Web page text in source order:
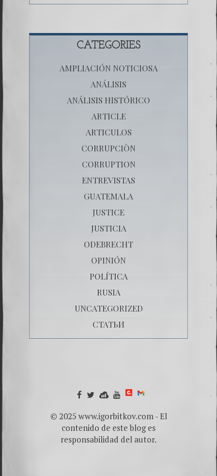
CATEGORIES
AMPLIACIÓN NOTICIOSA
ANÁLISIS
ANÁLISIS HISTÓRICO
ARTICLE
ARTICULOS
CORRUPCIÒN
CORRUPTION
ENTREVISTAS
GUATEMALA
JUSTICE
JUSTICIA
ODEBRECHT
OPINIÓN
POLÍTICA
RUSIA
UNCATEGORIZED
СТАТЬИ
© 2025 www.igorbitkov.com - El
contenido de este blog es
responsabilidad del autor.